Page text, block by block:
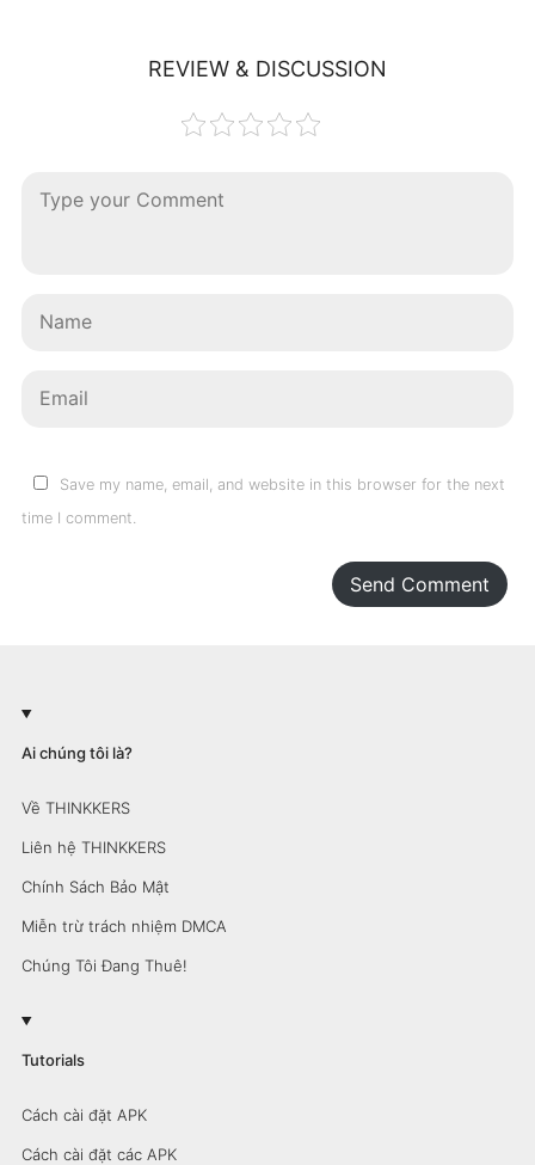
REVIEW & DISCUSSION
Save my name, email, and website in this browser for the next
time I comment.
Send Comment
Ai chúng tôi là?
Về THINKKERS
Liên hệ THINKKERS
Chính Sách Bảo Mật
Miễn trừ trách nhiệm DMCA
Chúng Tôi Đang Thuê!
Tutorials
Cách cài đặt APK
Cách cài đặt các APK